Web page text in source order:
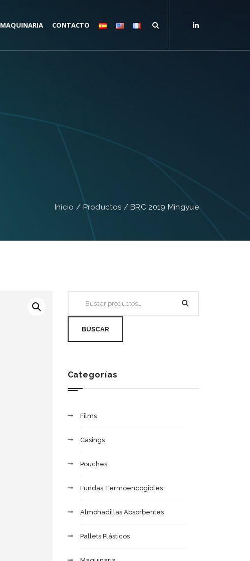
MAQUINARIA CONTACTO
Inicio / Productos /BRC 2019 Mingyue
BUSCAR
Categorías
Films
Casings
Pouches
Fundas Termoencogibles
Almohadillas Absorbentes
Pallets Plásticos